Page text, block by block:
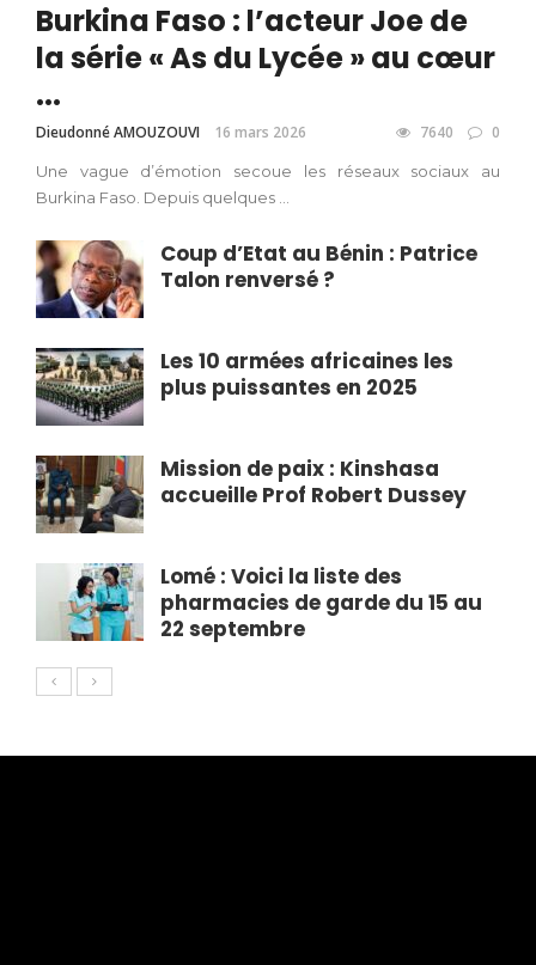
Burkina Faso : l’acteur Joe de
la série « As du Lycée » au cœur
...
Dieudonné AMOUZOUVI 16 mars 2026 7640 0
Une vague d’émotion secoue les réseaux sociaux au
Burkina Faso. Depuis quelques ...
Coup d’Etat au Bénin : Patrice
Talon renversé ?
Les 10 armées africaines les
plus puissantes en 2025
Mission de paix : Kinshasa
accueille Prof Robert Dussey
Lomé : Voici la liste des
pharmacies de garde du 15 au
22 septembre